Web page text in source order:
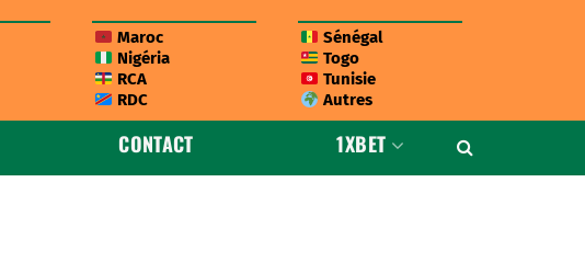
Maroc
Nigéria
RCA
RDC
Sénégal
Togo
Tunisie
Autres
CONTACT 1XBET